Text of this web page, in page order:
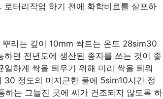
터리작업 하기 전에 화학비료를 살포하
리는 깊이 10mm 싹트는 온도 28sim30
면 전년도에 생산된 종자를 쓰는 것이 좋
하게 싹을 틔우기 위해 미리 싹을 틔워
정도의 미지근한 물에 5sim10시간 정
는 그늘진 곳에 씨가 건조되지 않도록 하